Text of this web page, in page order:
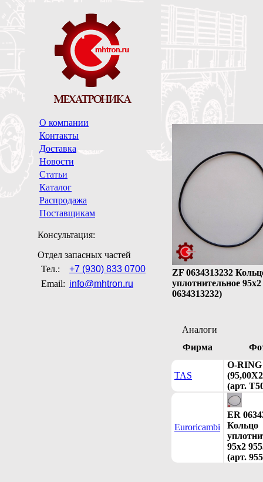
О компании
Контакты
Доставка
Новости
Статьи
Каталог
Распродажа
Поставщикам
Консультация:
Отдел запасных частей
Тел.:
+7 (930) 833 0700
Email: info@mhtron.ru
ZF 0634313232
уплотнительное 95х2
0634313232)
Аналоги
Фирма
TAS
O-RING
(арт.
Euroricambi
ER
Кольцо
95х2
(арт.